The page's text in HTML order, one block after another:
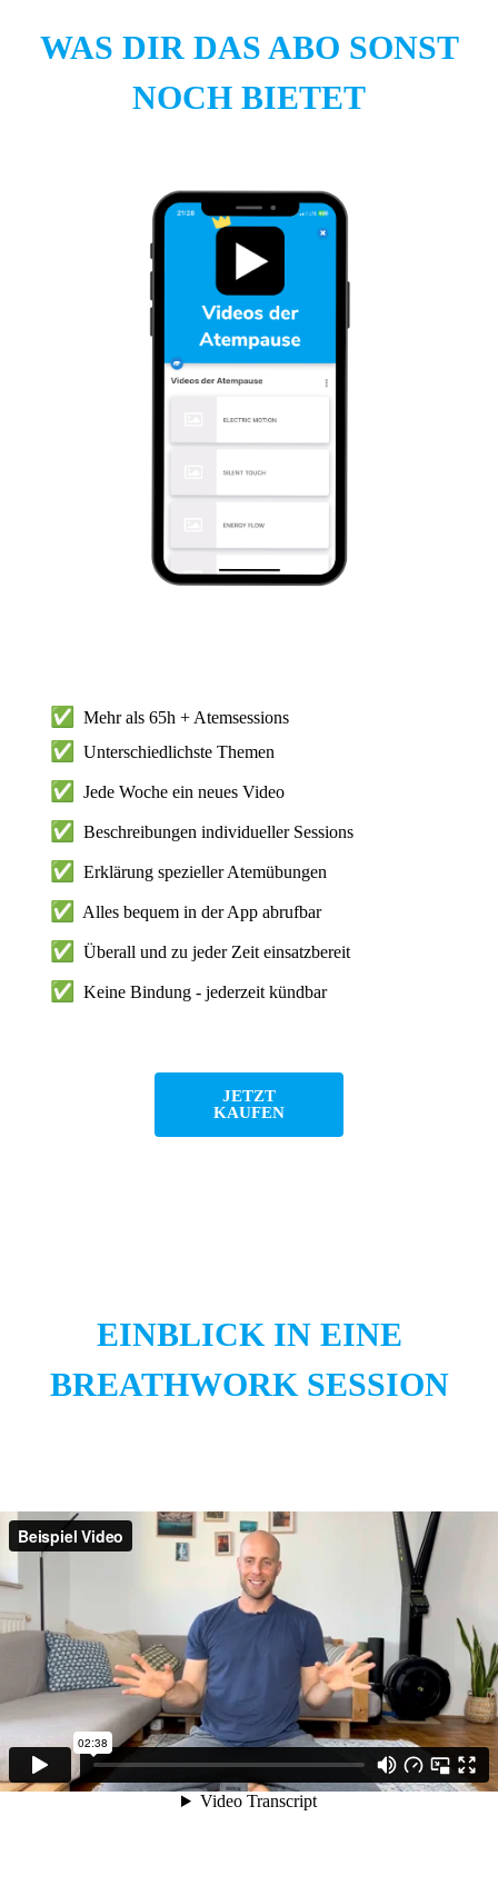
WAS DIR DAS ABO SONST
NOCH BIETET
✅ Mehr als 65h + Atemsessions
✅ Unterschiedlichste Themen
✅ Jede Woche ein neues Video
✅ Beschreibungen individueller Sessions
✅ Erklärung spezieller Atemübungen
✅ Alles bequem in der App abrufbar
✅ Überall und zu jeder Zeit einsatzbereit
✅ Keine Bindung - jederzeit kündbar
JETZT
KAUFEN
EINBLICK IN EINE
BREATHWORK SESSION